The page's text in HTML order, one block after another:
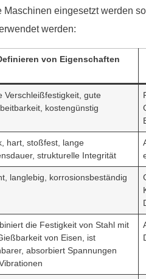
eingesetzt werden
werden:
von Eigenschaften
Verschleißfestigkeit, gute
kostengünstig
hart, stoßfest, lange
strukturelle Integrität
langlebig, korrosionsbeständig
die Festigkeit von Stahl mit
von Eisen, ist
absorbiert Spannungen